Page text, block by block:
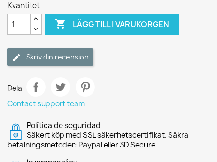
Kvantitet
 LÄGG TILL I VARUKORGEN
Skriv din recension
Dela
Contact support team
Política de seguridad
Säkert köp med SSL säkerhetscertifikat. Säkra
betalningsmetoder: Paypal eller 3D Secure.